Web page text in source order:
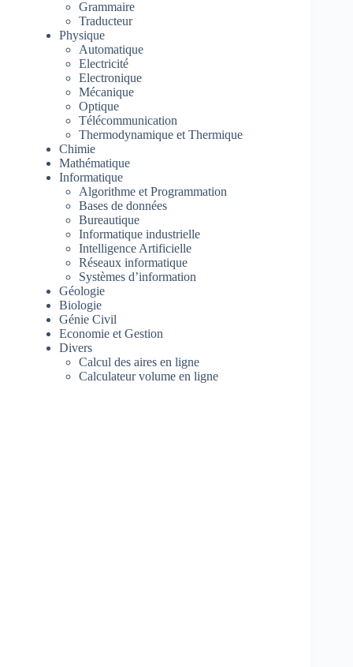
Grammaire
Traducteur
Physique
Automatique
Electricité
Electronique
Mécanique
Optique
Télécommunication
Thermodynamique et Thermique
Chimie
Mathématique
Informatique
Algorithme et Programmation
Bases de données
Bureautique
Informatique industrielle
Intelligence Artificielle
Réseaux informatique
Systèmes d’information
Géologie
Biologie
Génie Civil
Economie et Gestion
Divers
Calcul des aires en ligne
Calculateur volume en ligne